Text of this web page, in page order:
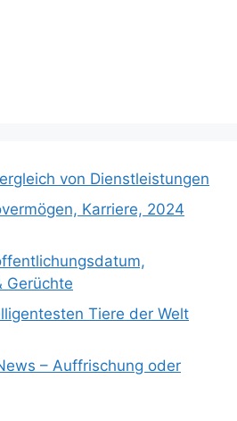
von Dienstleistungen
Karriere, 2024
Gerüchte
Tiere der Welt
– Auffrischung oder